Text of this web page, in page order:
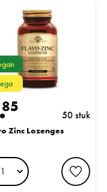
85 50 stuk
Zinc Lozenges